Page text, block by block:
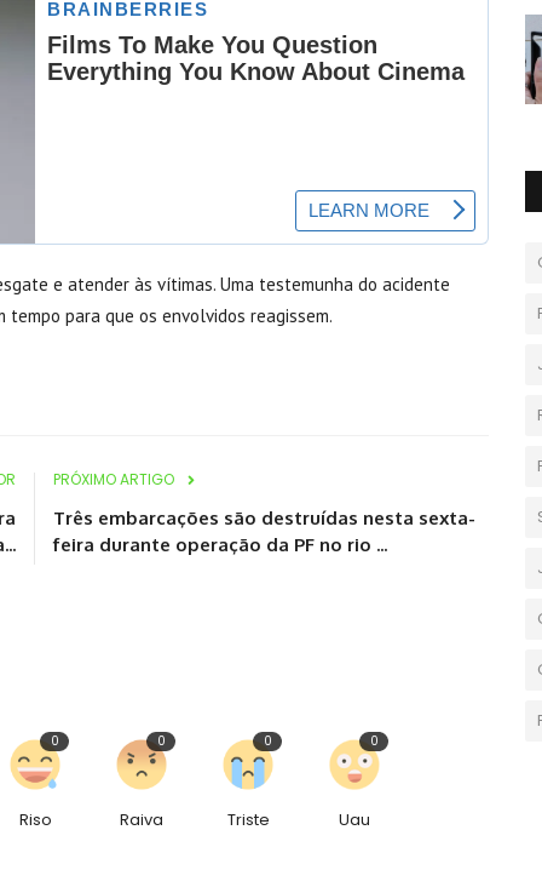
e atender às vítimas. Uma testemunha do acidente
para que os envolvidos reagissem.
PRÓXIMO ARTIGO
Três embarcações são destruídas nesta sexta-
feira durante operação da PF no rio ...
Riso
0
Raiva
0
Triste
0
Uau
0